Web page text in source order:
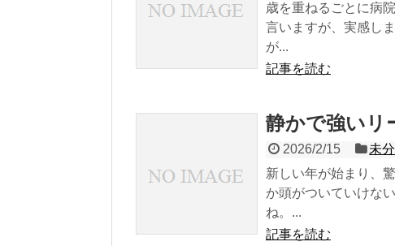
歳を重ねるごとに病
言いますが、実感し
が...
記事を読む
静かで強いリ
2026/2/15
未
新しい年が始まり、
か頭がついていけな
ね。...
記事を読む